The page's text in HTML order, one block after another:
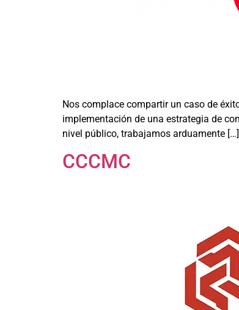
Nos complace compartir un caso de
implementación de una estrategia de
nivel público, trabajamos arduamente […]
CCCMC